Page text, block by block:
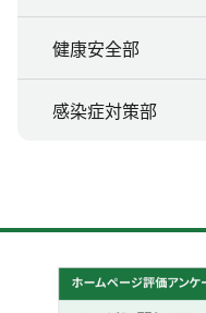
健康安全部
感染症対策部